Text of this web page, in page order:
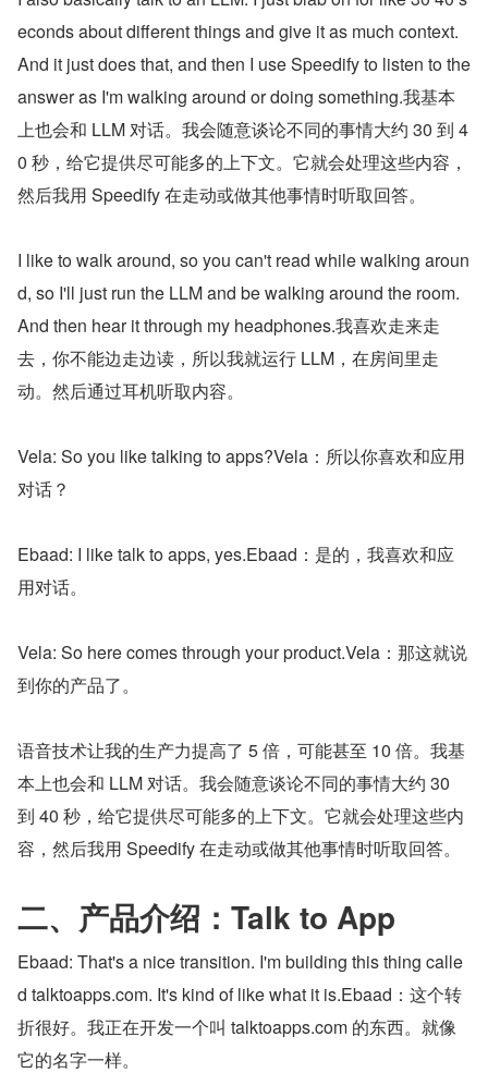
econds about different things and give it as much context.
And it just does that, and then I use Speedify to listen to the
answer as I'm walking around or doing something.我基本
上也会和 LLM 对话。我会随意谈论不同的事情大约 30 到 4
0 秒，给它提供尽可能多的上下文。它就会处理这些内容，
然后我用 Speedify 在走动或做其他事情时听取回答。
I like to walk around, so you can't read while walking aroun
d, so I'll just run the LLM and be walking around the room.
And then hear it through my headphones.我喜欢走来走
去，你不能边走边读，所以我就运行 LLM，在房间里走
动。然后通过耳机听取内容。
Vela: So you like talking to apps?Vela：所以你喜欢和应用
对话？
Ebaad: I like talk to apps, yes.Ebaad：是的，我喜欢和应
用对话。
Vela: So here comes through your product.Vela：那这就说
到你的产品了。
语音技术让我的生产力提高了 5 倍，可能甚至 10 倍。我基
本上也会和 LLM 对话。我会随意谈论不同的事情大约 30
到 40 秒，给它提供尽可能多的上下文。它就会处理这些内
容，然后我用 Speedify 在走动或做其他事情时听取回答。
二、产品介绍：Talk to App
Ebaad: That's a nice transition. I'm building this thing calle
d talktoapps.com. It's kind of like what it is.Ebaad：这个转
折很好。我正在开发一个叫 talktoapps.com 的东西。就像
它的名字一样。